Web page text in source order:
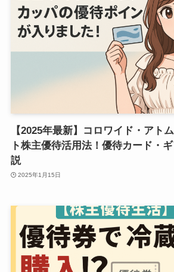
【2025年最新】コロワイド・アト
ト株主優待活用法！優待カード・
説
2025年1月15日